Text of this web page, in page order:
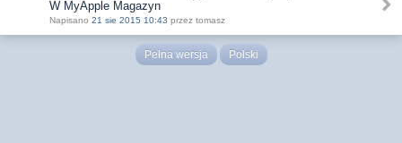
W MyApple Magazyn
Napisano 21 sie 2015 10:43 przez tomasz
Pełna wersja Polski